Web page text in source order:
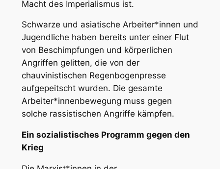
Macht des Imperialismus ist.
Schwarze und asiatische Arbeiter*innen und
Jugendliche haben bereits unter einer Flut
von Beschimpfungen und körperlichen
Angriffen gelitten, die von der
chauvinistischen Regenbogenpresse
aufgepeitscht wurden. Die gesamte
Arbeiter*innenbewegung muss gegen
solche rassistischen Angriffe kämpfen.
Ein sozialistisches Programm gegen den
Krieg